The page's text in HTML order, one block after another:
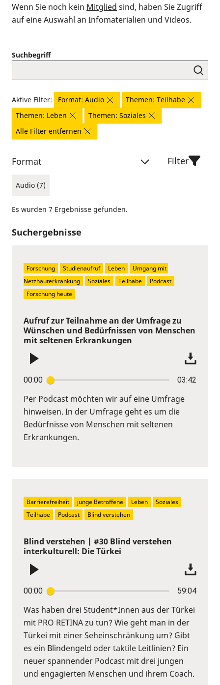
Wenn Sie noch kein Mitglied sind, haben Sie Zugriff
auf eine Auswahl an Infomaterialien und Videos.
Suchbegriff
Aktive Filter: Format: Audio
Themen: Teilhabe
Themen: Leben
Themen: Soziales
Alle Filter entfernen
Format
Audio (7)
Filter
Es wurden 7 Ergebnisse gefunden.
Suchergebnisse
Aufruf zur Teilnahme an der Umfrage zu
Wünschen und Bedürfnissen von Menschen
mit seltenen Erkrankungen
00:00 03:42
Per Podcast möchten wir auf eine Umfrage
hinweisen. In der Umfrage geht es um die
Bedürfnisse von Menschen mit seltenen
Erkrankungen.
Forschung Studienaufruf Leben
Umgang mit
Netzhauterkrankung
Soziales Teilhabe
Podcast
Forschung heute
Blind verstehen | #30 Blind verstehen
interkulturell: Die Türkei
00:00 59:04
Was haben drei Student*Innen aus der Türkei
mit PRO RETINA zu tun? Wie geht man in der
Türkei mit einer Seheinschränkung um? Gibt
es ein Blindengeld oder taktile Leitlinien? Ein
neuer spannender Podcast mit drei jungen
und engagierten Menschen und ihrem Coach.
Barrierefreiheit junge Betroffene Leben
Soziales
Teilhabe
Podcast Blind verstehen